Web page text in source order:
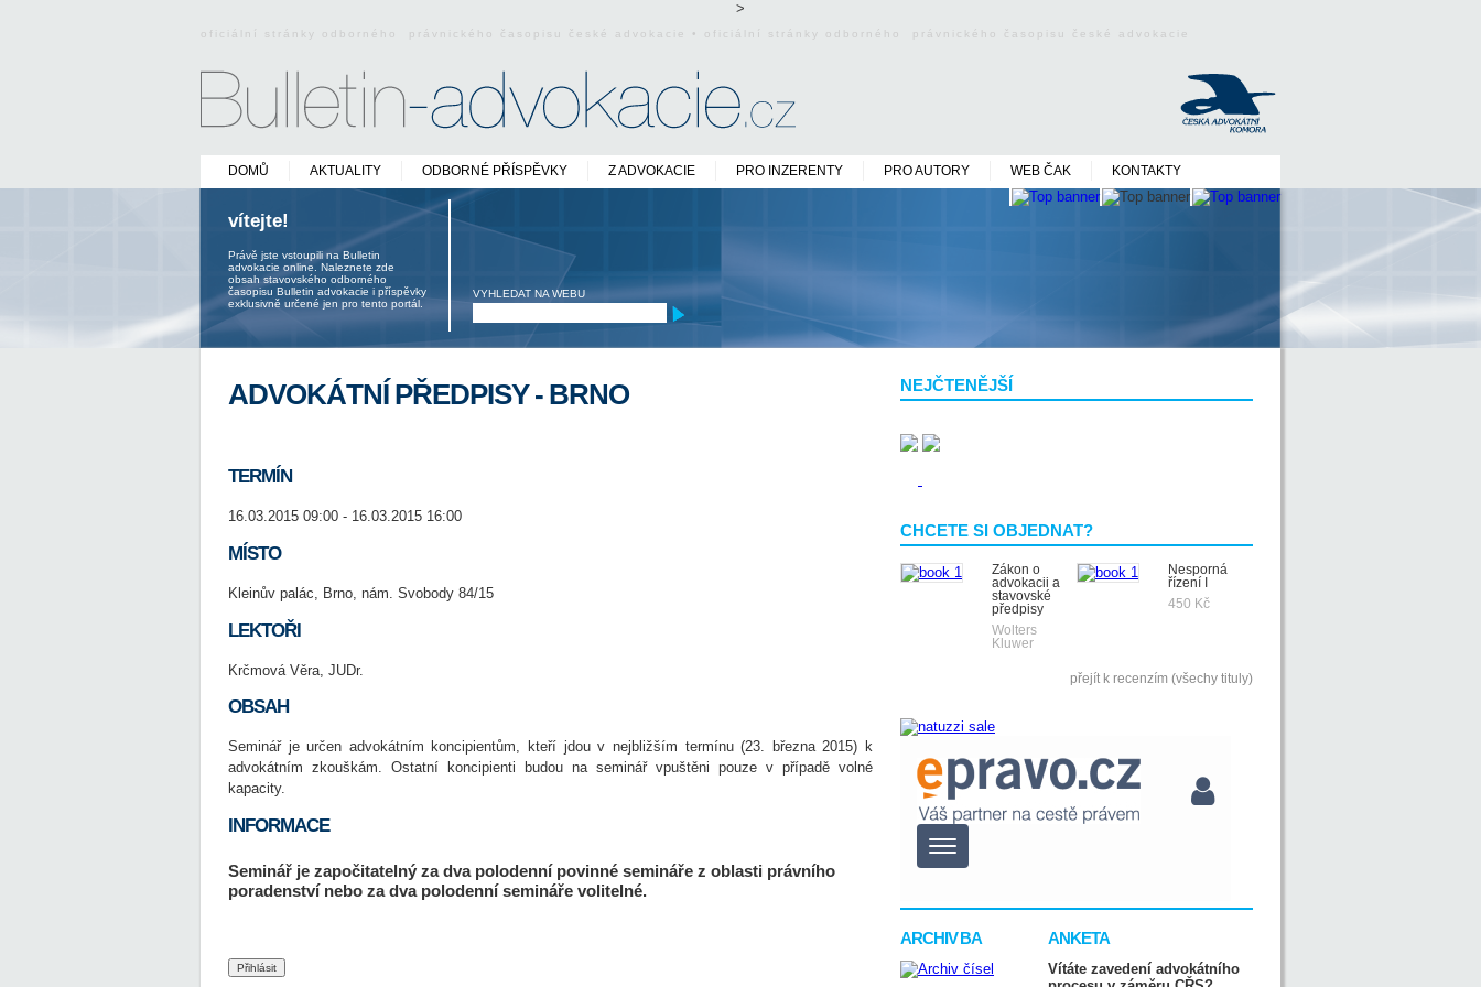
>
oficiální stránky odborného právnického časopisu české advokacie • oficiální stránky odborného právnického časopisu české advokacie
DOMŮ AKTUALITY ODBORNÉ PŘÍSPĚVKY Z ADVOKACIE PRO INZERENTY PRO AUTORY WEB ČAK KONTAKTY
vítejte!
Právě jste vstoupili na Bulletin
advokacie online. Naleznete zde
obsah stavovského odborného
časopisu Bulletin advokacie i příspěvky
exklusivně určené jen pro tento portál.
VYHLEDAT NA WEBU
NEJČTENĚJŠÍ
CHCETE SI OBJEDNAT?
Zákon o
advokacii a
stavovské
předpisy
Wolters
Kluwer
Nesporná
řízení I
450 Kč
přejít k recenzím (všechy tituly)
ARCHIV BA ANKETA
Vítáte zavedení advokátního
ADVOKÁTNÍ PŘEDPISY - BRNO
TERMÍN
16.03.2015 09:00 - 16.03.2015 16:00
MÍSTO
Kleinův palác, Brno, nám. Svobody 84/15
LEKTOŘI
Krčmová Věra, JUDr.
OBSAH
Seminář je určen advokátním koncipientům, kteří jdou v nejbližším termínu (23. března 2015) k
advokátním zkouškám. Ostatní koncipienti budou na seminář vpuštěni pouze v případě volné
kapacity.
INFORMACE
Seminář je započitatelný za dva polodenní povinné semináře z oblasti právního
poradenství nebo za dva polodenní semináře volitelné.